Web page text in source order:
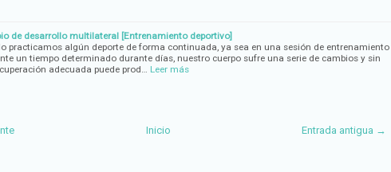
de desarrollo multilateral [Entrenamiento deportivo]
practicamos algún deporte de forma continuada, ya sea en una sesión de entrenamiento
un tiempo determinado durante días, nuestro cuerpo sufre una serie de cambios y sin
adecuada puede prod…
Leer más
Entrada antigua →
Inicio